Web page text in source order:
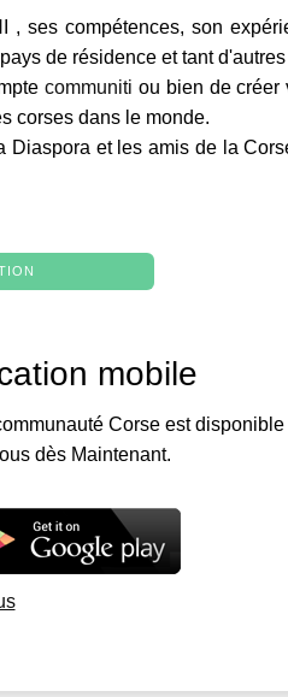
, ses compétences, son
de résidence et tant
communiti ou bien de créer
corses dans le monde.
et les amis de la
mobile
Corse est disponible
dès Maintenant.